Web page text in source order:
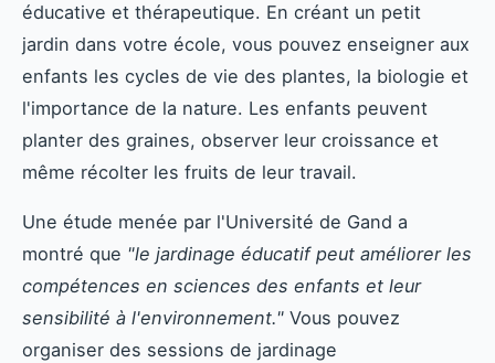
éducative et thérapeutique. En créant un petit
jardin dans votre école, vous pouvez enseigner aux
enfants les cycles de vie des plantes, la biologie et
l'importance de la nature. Les enfants peuvent
planter des graines, observer leur croissance et
même récolter les fruits de leur travail.
Une étude menée par l'Université de Gand a
montré que "le jardinage éducatif peut améliorer les
compétences en sciences des enfants et leur
sensibilité à l'environnement." Vous pouvez
organiser des sessions de jardinage